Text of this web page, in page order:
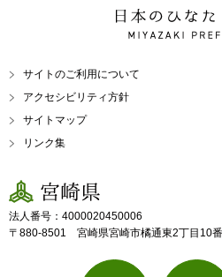
日本のひなた 宮崎
MIYAZAKI
サイトのご利用について
アクセシビリティ方針
サイトマップ
リンク集
宮崎県
法人番号：4000020450006
〒880-8501 宮崎県宮崎市橘通東2丁目10